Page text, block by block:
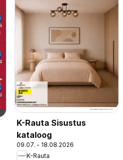
K-Rauta Sisustus
kataloog
09.07. - 18.08.2026
K-Rauta